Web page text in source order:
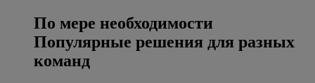
По мере необходимости
Популярные решения для разных
команд